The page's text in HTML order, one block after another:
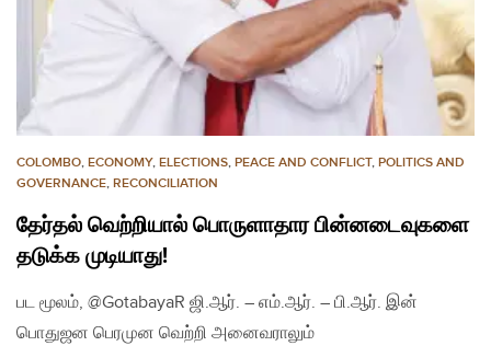
COLOMBO, ECONOMY, ELECTIONS, PEACE AND CONFLICT, POLITICS AND
GOVERNANCE, RECONCILIATION
தேர்தல் வெற்றியால் பொருளாதார பின்னடைவுகளை
தடுக்க முடியாது!
பட மூலம், @GotabayaR ஜி.ஆர். – எம்.ஆர். – பி.ஆர். இன்
பொதுஜன பெரமுன வெற்றி அனைவராலும்